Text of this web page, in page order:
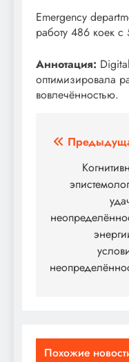
Emergency
работу 486 коек
Аннотация:
оптимизировала
вовлечённостью.
записям
Похожие